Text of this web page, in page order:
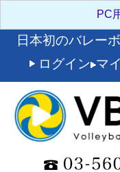
日本初のバレー
ログイン マ